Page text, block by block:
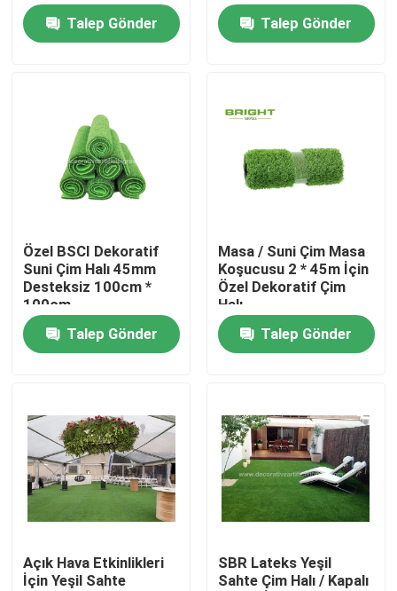
Ürün:% s
Hakkımızda
Fabrika turu
Kalite kontrol
Bize Ulaşın
Haberler
Vakalar
Bir teklif isteği
Dekoratif Suni Çim
Talep Gönder
60*120cm
Talep Gönder
Özel BSCI Dekoratif
Suni Çim Halı 45mm
Desteksiz 100cm *
100cm
Talep Gönder
Masa / Suni Çim Masa
Koşucusu 2 * 45m İçin
Özel Dekoratif Çim
Halı
Talep Gönder
Açık Hava Etkinlikleri
İçin Yeşil Sahte
SBR Lateks Yeşil
Sahte Çim Halı / Kapalı